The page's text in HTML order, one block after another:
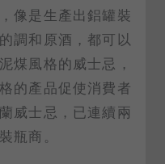
像是生產出鋁罐裝
調和原酒，都可以
煤風格的威士忌，
的產品促使消費者
威士忌，已連續兩
瓶商。